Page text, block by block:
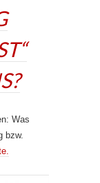
Was
bzw.